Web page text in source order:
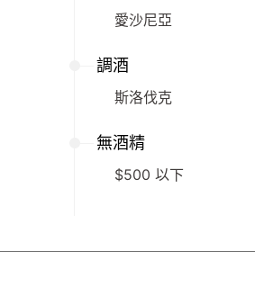
愛沙尼亞
調酒
斯洛伐克
無酒精
$500 以下